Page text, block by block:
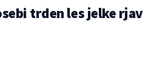
trden les jelke rjav